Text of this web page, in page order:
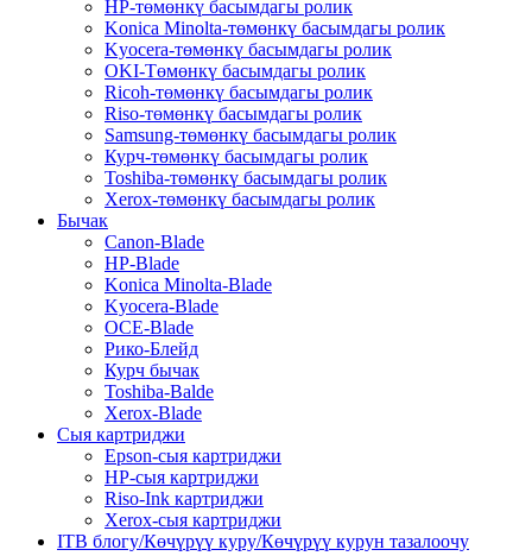
HP-төмөнкү басымдагы ролик
Konica Minolta-төмөнкү басымдагы ролик
Kyocera-төмөнкү басымдагы ролик
OKI-Төмөнкү басымдагы ролик
Ricoh-төмөнкү басымдагы ролик
Riso-төмөнкү басымдагы ролик
Samsung-төмөнкү басымдагы ролик
Курч-төмөнкү басымдагы ролик
Toshiba-төмөнкү басымдагы ролик
Xerox-төмөнкү басымдагы ролик
Бычак
Canon-Blade
HP-Blade
Konica Minolta-Blade
Kyocera-Blade
OCE-Blade
Рико-Блейд
Курч бычак
Toshiba-Balde
Xerox-Blade
Сыя картриджи
Epson-сыя картриджи
HP-сыя картриджи
Riso-Ink картриджи
Xerox-сыя картриджи
ITB блогу/Көчүрүү куру/Көчүрүү курун тазалоочу